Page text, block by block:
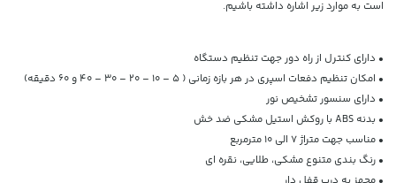
است به موارد زیر اشاره داشته باشیم.
• دارای کنترل از راه دور جهت تنظیم دستگاه
• امکان تنظیم دفعات اسپری در هر بازه زمانی ( 5 – 10 – 20 – 30 – 40 و 60 دقیقه)
• دارای سنسور تشخیص نور
• بدنه ABS با روکش استیل مشکی ضد خش
• مناسب جهت متراژ 7 الی 10 مترمربع
• رنگ بندی متنوع مشکی، طلایی، نقره ای